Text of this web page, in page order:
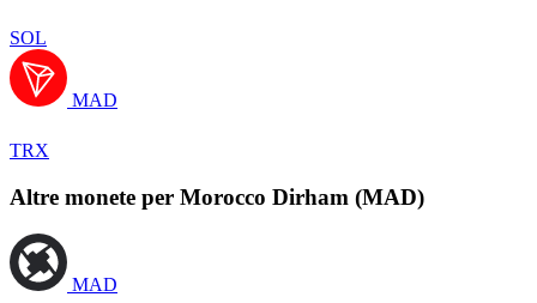
SOL
MAD
TRX
Altre monete per Morocco Dirham (MAD)
MAD